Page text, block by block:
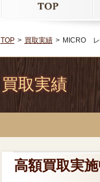
TOP 買取実績 MICRO
買取実績
高額買取実